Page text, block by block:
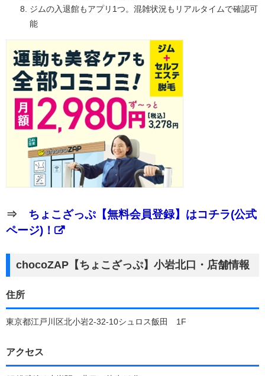
ジムの入退館もアプリ1つ。混雑状況もリアルタイムで確認可
能
⇒ ちょこざっぷ【無料会員登録】はコチラ(公式
ページ)！
chocoZAP【ちょこざっぷ】小岩北口・店舗情報
住所
東京都江戸川区北小岩2-32-10シュロス飯田 1F
アクセス